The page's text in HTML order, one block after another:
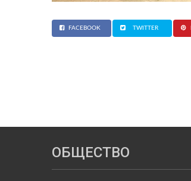
FACEBOOK TWITTER
ОБЩЕСТВО